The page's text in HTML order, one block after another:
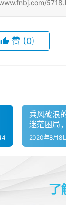
赞 (0)
乘风破浪
迷茫困局
2020年8月8